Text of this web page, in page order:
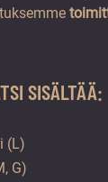
SISÄLTÄÄ:
(L)
G)